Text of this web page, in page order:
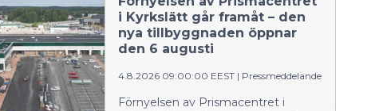
puhelimen käytön takia. Nyt on aika
ottaa tarkkaavaisuus ratissa tavaksi
ja jättää puhelin laukkuun tai
aloittavat koulutiensä.
i Kyrkslätt går framåt – den
nya tillbyggnaden öppnar
den 6 augusti
4.8.2026 09:00:00 EEST | Pressmeddelande
Förnyelsen av Prismacentret i